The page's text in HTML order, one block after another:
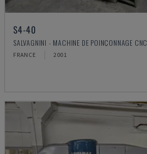
S4-40
SALVAGNINI - MACHINE DE POINÇONNAGE CNC
FRANCE 2001